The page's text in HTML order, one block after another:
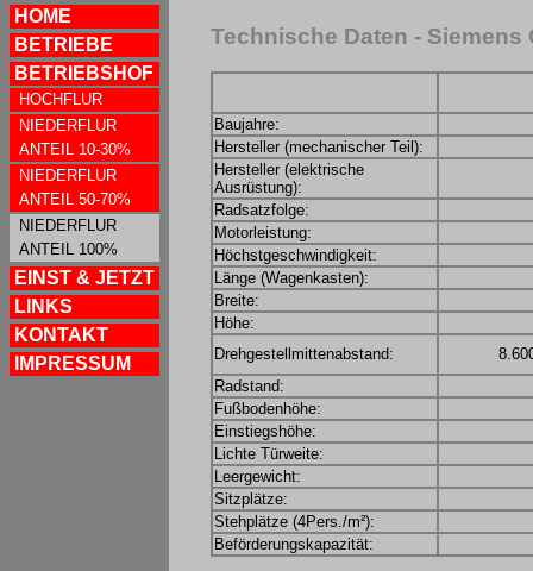
HOME
BETRIEBE
BETRIEBSHOF
HOCHFLUR
NIEDERFLUR
ANTEIL 10-30%
NIEDERFLUR
ANTEIL 50-70%
NIEDERFLUR
ANTEIL 100%
EINST & JETZT
LINKS
KONTAKT
IMPRESSUM
Technische Daten - Siemens
Baujahre:
Hersteller (mechanischer Teil):
Hersteller (elektrische
Ausrüstung):
Radsatzfolge:
Motorleistung:
Höchstgeschwindigkeit:
Länge (Wagenkasten):
Breite:
Höhe:
Drehgestellmittenabstand:
Radstand:
Fußbodenhöhe:
Einstiegshöhe:
Lichte Türweite:
Leergewicht:
Sitzplätze:
Stehplätze (4Pers./m²):
Beförderungskapazität: